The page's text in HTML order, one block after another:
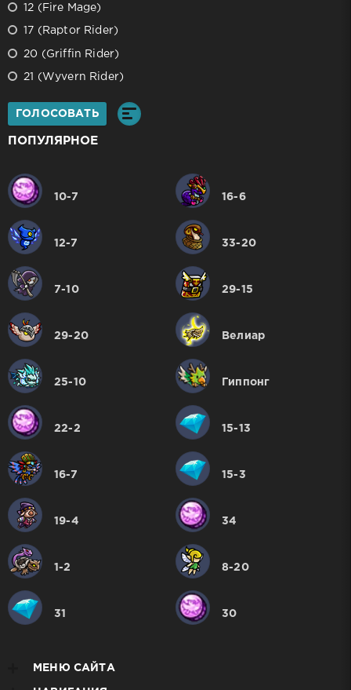
12 (Fire Mage)
17 (Raptor Rider)
20 (Griffin Rider)
21 (Wyvern Rider)
ГОЛОСОВАТЬ
ПОПУЛЯРНОЕ
10-7 16-6
12-7 33-20
7-10 29-15
29-20 Велиар
25-10 Гиппонг
22-2 15-13
16-7 15-3
19-4 34
1-2 8-20
31 30
МЕНЮ САЙТА